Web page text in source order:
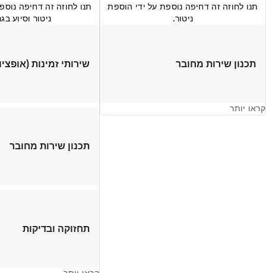
לחוזה זה דחיפה נוספת על ידי הוספת
ניטור.
תכנון שירות מחובר
יותר
תנו לחוזה זה דחיפה
ניטור וסיוע
שירותי זמינות
תכנון שירות מחובר
תחזוקה ובדיקות